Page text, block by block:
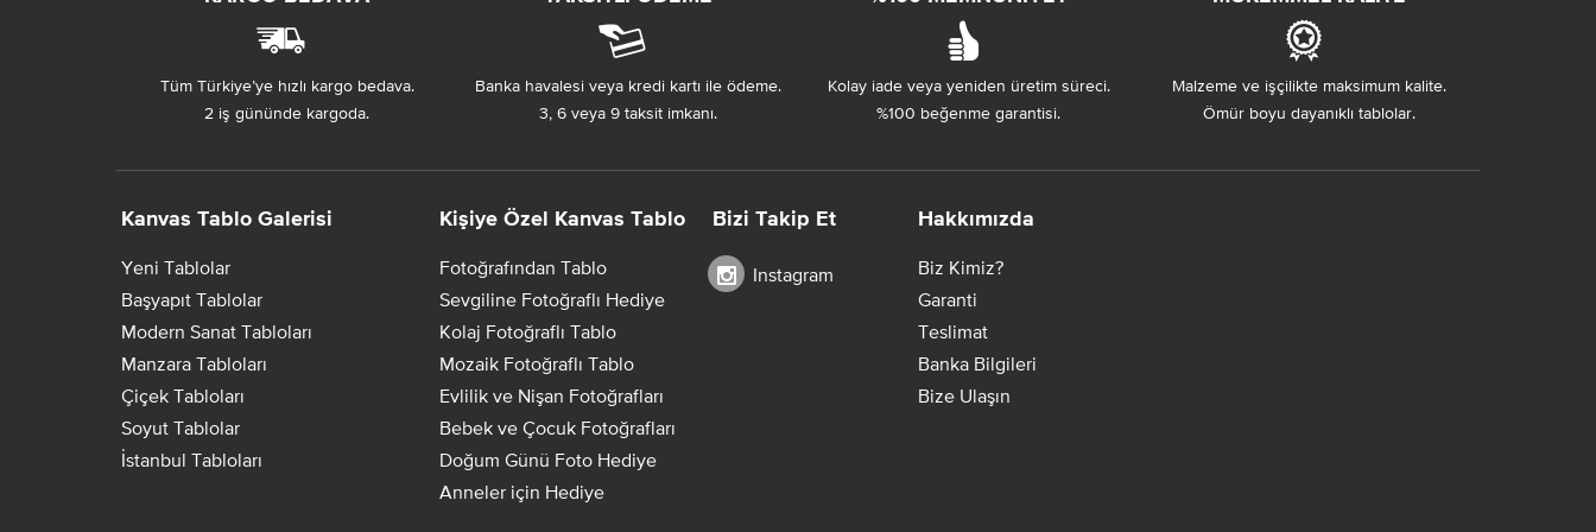
Tüm Türkiye’ye hızlı kargo bedava.
2 iş gününde kargoda.
Banka havalesi veya kredi kartı ile ödeme.
3, 6 veya 9 taksit imkanı.
Kolay iade veya yeniden üretim süreci.
%100 beğenme garantisi.
Malzeme ve işçilikte maksimum kalite.
Ömür boyu dayanıklı tablolar.
Kanvas Tablo Galerisi
Yeni Tablolar
Başyapıt Tablolar
Modern Sanat Tabloları
Manzara Tabloları
Çiçek Tabloları
Soyut Tablolar
İstanbul Tabloları
Kişiye Özel Kanvas Tablo
Fotoğrafından Tablo
Sevgiline Fotoğraflı Hediye
Kolaj Fotoğraflı Tablo
Mozaik Fotoğraflı Tablo
Evlilik ve Nişan Fotoğrafları
Bebek ve Çocuk Fotoğrafları
Doğum Günü Foto Hediye
Anneler için Hediye
Bizi Takip Et
Instagram
Hakkımızda
Biz Kimiz?
Garanti
Teslimat
Banka Bilgileri
Bize Ulaşın